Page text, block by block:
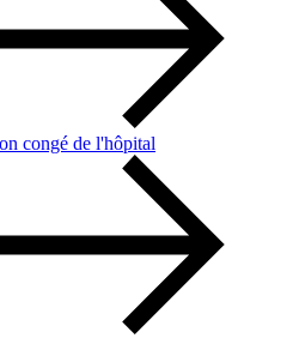
congé de l'hôpital